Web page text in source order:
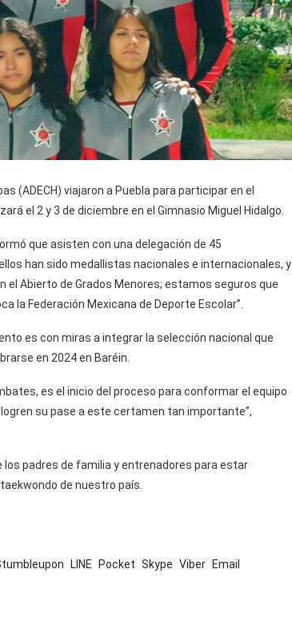
(ADECH) viajaron a Puebla para participar en el
el 2 y 3 de diciembre en el Gimnasio Miguel Hidalgo.
que asisten con una delegación de 45
han sido medallistas nacionales e internacionales, y
Abierto de Grados Menores; estamos seguros que
la Federación Mexicana de Deporte Escolar”.
es con miras a integrar la selección nacional que
en 2024 en Baréin.
es el inicio del proceso para conformar el equipo
su pase a este certamen tan importante”,
los padres de familia y entrenadores para estar
de nuestro país.
LINE Pocket Skype Viber Email